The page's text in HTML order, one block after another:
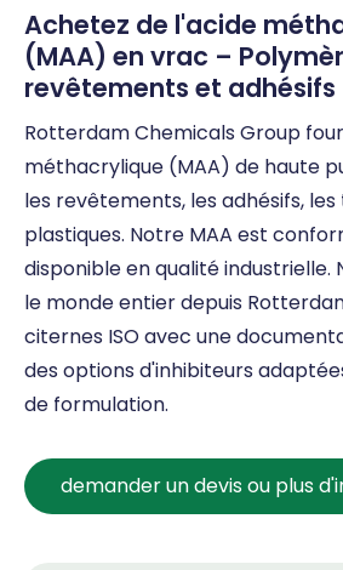
Achetez de l'acide
(MAA) en vrac –
revêtements et adhésifs
Rotterdam Chemicals Group
méthacrylique (MAA) de haute
les revêtements, les adhésifs,
plastiques. Notre MAA est
disponible en qualité industrielle.
le monde entier depuis
citernes ISO avec une
des options d'inhibiteurs
de formulation.
demander un devis ou plus